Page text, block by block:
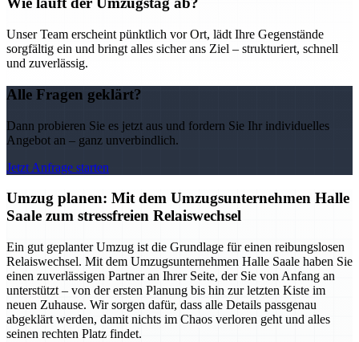
Unser Team erscheint pünktlich vor Ort, lädt Ihre Gegenstände
sorgfältig ein und bringt alles sicher ans Ziel – strukturiert, schnell
und zuverlässig.
Alle Fragen geklärt?
Dann probieren Sie es jetzt aus und fordern Sie Ihr individuelles
Angebot an – ganz unverbindlich.
Jetzt Anfrage starten
Umzug planen: Mit dem Umzugsunternehmen Halle
Saale zum stressfreien Relaiswechsel
Ein gut geplanter Umzug ist die Grundlage für einen reibungslosen
Relaiswechsel. Mit dem Umzugsunternehmen Halle Saale haben Sie
einen zuverlässigen Partner an Ihrer Seite, der Sie von Anfang an
unterstützt – von der ersten Planung bis hin zur letzten Kiste im
neuen Zuhause. Wir sorgen dafür, dass alle Details passgenau
abgeklärt werden, damit nichts im Chaos verloren geht und alles
seinen rechten Platz findet.